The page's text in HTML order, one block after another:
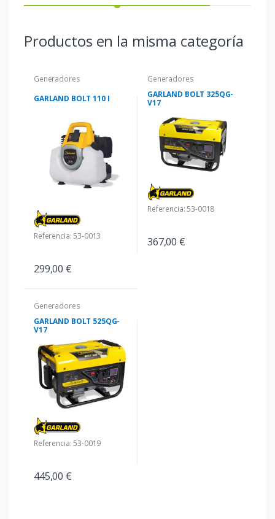
Productos en la misma categoría
Generadores
GARLAND BOLT 110 I
Referencia: 53-0013
299,00 €
Generadores
GARLAND BOLT 325QG-
V17
Referencia: 53-0018
367,00 €
Generadores
GARLAND BOLT 525QG-
V17
Referencia: 53-0019
445,00 €